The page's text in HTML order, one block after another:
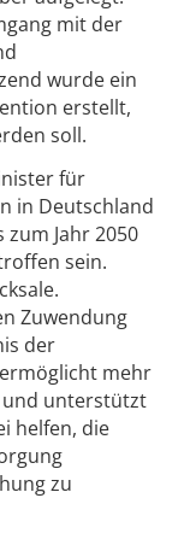
mit der
wurde ein
erstellt,
soll.
für
in Deutschland
Jahr 2050
sein.
Zuwendung
der
mehr
und unterstützt
helfen, die
zu